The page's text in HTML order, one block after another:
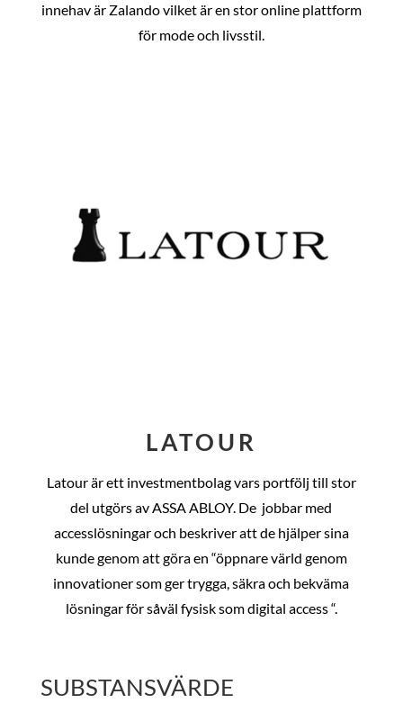
innehav är Zalando vilket är en stor online plattform
för mode och livsstil.
LATOUR
Latour är ett investmentbolag vars portfölj till stor
del utgörs av ASSA ABLOY. De jobbar med
accesslösningar och beskriver att de hjälper sina
kunde genom att göra en “öppnare värld genom
innovationer som ger trygga, säkra och bekväma
lösningar för såväl fysisk som digital access “.
SUBSTANSVÄRDE